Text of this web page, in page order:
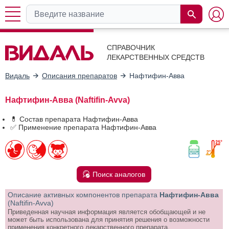
СПРАВОЧНИК
ЛЕКАРСТВЕННЫХ СРЕДСТВ
Видаль Описания препаратов Нафтифин-Авва
Нафтифин-Авва (Naftifin-Avva)
💊 Состав препарата Нафтифин-Авва
✅ Применение препарата Нафтифин-Авва
Поиск аналогов
Описание активных компонентов препарата Нафтифин-Авва
(Naftifin-Avva)
Приведенная научная информация является обобщающей и не
может быть использована для принятия решения о возможности
применения конкретного лекарственного препарата.